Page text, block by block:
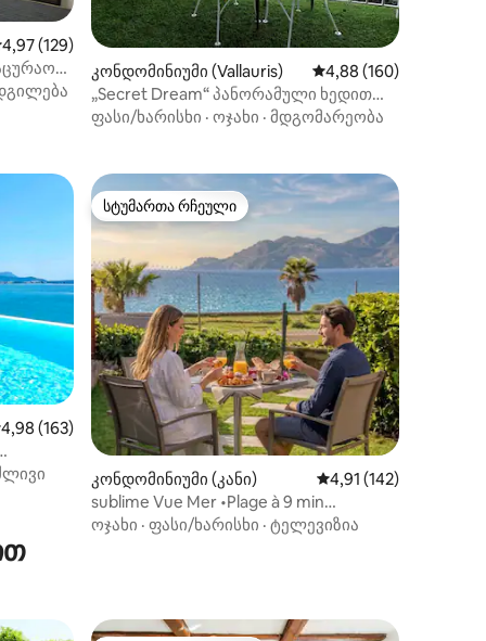
შეფასებაა 5‑დან 4,97, 129 მიმოხილვა
4,97 (129)
კონდომინიუმი (Vallauris) საშუალო შეფასებაა
4,88 (160)
„Secret Dream“ პანორამული ხედით
ზღვაზე
ფასი/ხარისხი · ოჯახი · მდგომარეობა
შეფასებაა 5‑დან 4,98, 163 მიმოხილვა
4,98 (163)
სტუმართა რჩეული
სტუმართა რჩეული
კონდომინიუმი (კანი) საშუალო შეფასებაა
4,91 (142)
sublime Vue Mer •Plage à 9 min
•parking•Piscine
ოჯახი · ფასი/ხარისხი · ტელევიზია